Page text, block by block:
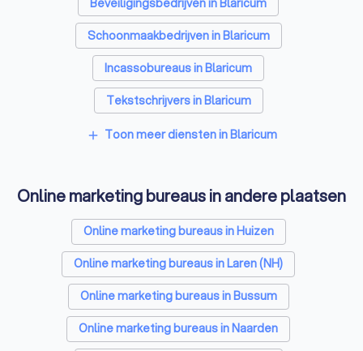
Schoonmaakbedrijven in Blaricum
Incassobureaus in Blaricum
Tekstschrijvers in Blaricum
Vertaalbureaus in Blaricum
Grafisch ontwerpers in Blaricum
Reclamebureaus in Blaricum
Accountants in Blaricum
add Toon meer diensten in Blaricum
Online marketing bureaus in andere plaatsen
Online marketing bureaus in Huizen
Online marketing bureaus in Laren (NH)
Online marketing bureaus in Bussum
Online marketing bureaus in Naarden